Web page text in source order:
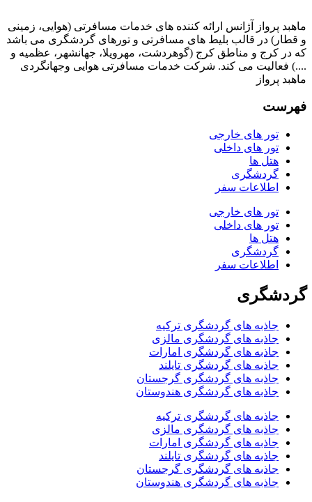
ماهبد پرواز آژانس ارائه کننده های خدمات مسافرتی (هوایی، زمینی
و قطار) در قالب بلیط های مسافرتی و تورهای گردشگری می باشد
که در کرج و مناطق کرج (گوهردشت، مهرویلا، جهانشهر، عظمیه و
....) فعالیت می کند. شرکت خدمات مسافرتی هوایی وجهانگردی
ماهبد پرواز
فهرست
تور های خارجی
تور های داخلی
هتل ها
گردشگری
اطلاعات سفر
تور های خارجی
تور های داخلی
هتل ها
گردشگری
اطلاعات سفر
گردشگری
جاذبه های گردشگری ترکیه
جاذبه های گردشگری مالزی
جاذبه های گردشگری امارات
جاذبه های گردشگری تایلند
جاذبه های گردشگری گرجستان
جاذبه های گردشگری هندوستان
جاذبه های گردشگری ترکیه
جاذبه های گردشگری مالزی
جاذبه های گردشگری امارات
جاذبه های گردشگری تایلند
جاذبه های گردشگری گرجستان
جاذبه های گردشگری هندوستان